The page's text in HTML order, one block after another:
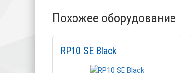
Похожее оборудование
RP10 SE Black